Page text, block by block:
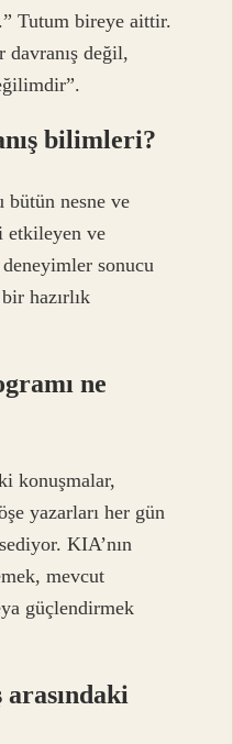
Tutum bireye aittir.
değil,
bilimleri?
nesne ve
etkileyen ve
sonucu
hazırlık
ne
konuşmalar,
yazarları her gün
KIA’nın
mevcut
güçlendirmek
arasındaki